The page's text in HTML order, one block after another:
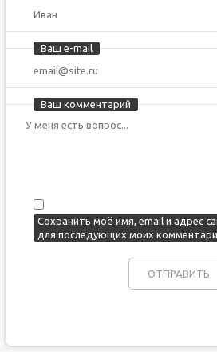
Ваш e-mail
Ваш комментарий
Сохранить моё имя, email и адрес
для последующих моих